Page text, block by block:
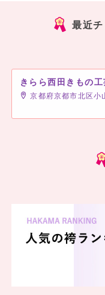
最近
京都府京都市北区小